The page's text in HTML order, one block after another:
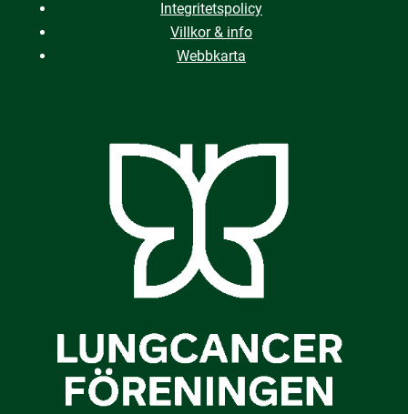
Integritetspolicy
Villkor & info
Webbkarta